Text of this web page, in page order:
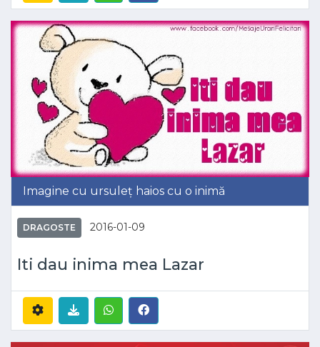
Imagine cu ursuleț haios cu o inimă
DRAGOSTE 2016-01-09
Iti dau inima mea Lazar